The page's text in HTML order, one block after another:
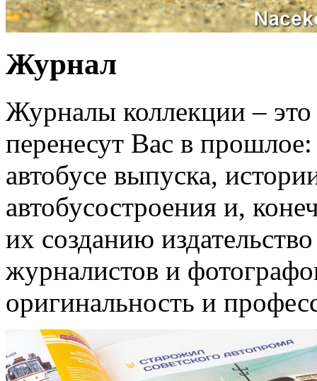
Журнал
Журналы коллекции –
перенесут Вас в
автобусе выпуска,
автобусостроения и,
их созданию
журналистов и
оригинальность и